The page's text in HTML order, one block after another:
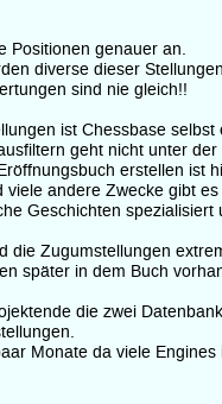
Positionen genauer an.
diverse dieser
sind nie gleich!!
ist Chessbase
geht nicht unter
erstellen ist
viele andere Zwecke gibt
Geschichten
die Zugumstellungen
später in dem Buch
die zwei
Monate da viele